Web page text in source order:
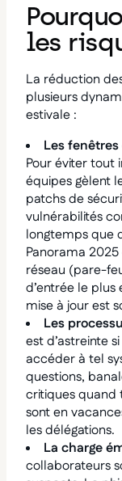
les
La réduction
plusieurs
estivale :
Les
Pour éviter tout
équipes gèlent
patchs de
vulnérabilités
longtemps que
Panorama
réseau (pare-
d’entrée le
mise à jour est
Les
est d’astreinte
accéder à tel
questions,
critiques quand
sont en
les délégations.
La charge
collaborateurs